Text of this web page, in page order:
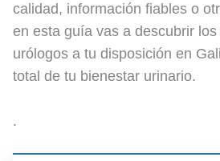
calidad, información fiables o
en esta guía vas a descubrir
urólogos a tu disposición en
total de tu bienestar urinario.
.